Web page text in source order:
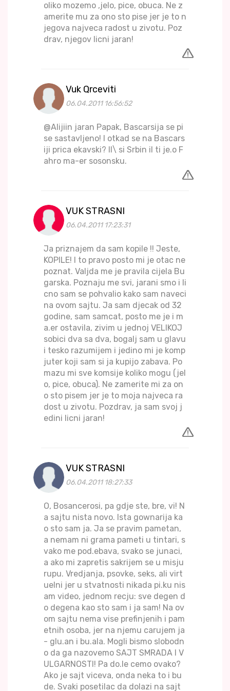
oliko mozemo ,jelo, pice, obuca. Ne z
amerite mu za ono sto pise jer je to n
jegova najveca radost u zivotu. Poz
drav, njegov licni jaran!
Vuk Qrceviti
06.04.2011 16:56:52
@Alijiin jaran Papak, Bascarsija se pi
se sastavljeno! I otkad se na Bascars
iji prica ekavski? Il\ si Srbin il ti je.o F
ahro ma-er sosonsku.
VUK STRASNI
06.04.2011 17:23:31
Ja priznajem da sam kopile !! Jeste,
KOPILE! I to pravo posto mi je otac ne
poznat. Valjda me je pravila cijela Bu
garska. Poznaju me svi, jarani smo i li
cno sam se pohvalio kako sam naveci
na ovom sajtu. Ja sam djecak od 32
godine, sam samcat, posto me je i m
a.er ostavila, zivim u jednoj VELIKOJ
sobici dva sa dva, bogalj sam u glavu
i tesko razumijem i jedino mi je komp
juter koji sam si ja kupijo zabava. Po
mazu mi sve komsije koliko mogu (jel
o, pice, obuca). Ne zamerite mi za on
o sto pisem jer je to moja najveca ra
dost u zivotu. Pozdrav, ja sam svoj j
edini licni jaran!
VUK STRASNI
06.04.2011 18:27:33
O, Bosancerosi, pa gdje ste, bre, vi! N
a sajtu nista novo. Ista gownarija ka
o sto sam ja. Ja se pravim pametan,
a nemam ni grama pameti u tintari, s
vako me pod.ebava, svako se junaci,
a ako mi zapretis sakrijem se u misju
rupu. Vredjanja, psovke, seks, ali virt
uelni jer u stvatnosti nikada pi.ku nis
am video, jednom recju: sve degen d
o degena kao sto sam i ja sam! Na ov
om sajtu nema vise prefinjenih i pam
etnih osoba, jer na njemu carujem ja
- glu.an i bu.ala. Mogli bismo slobodn
o da ga nazovemo SAJT SMRADA I V
ULGARNOSTI! Pa do.le cemo ovako?
Ako je sajt viceva, onda neka to i bu
de. Svaki posetilac da dolazi na sajt